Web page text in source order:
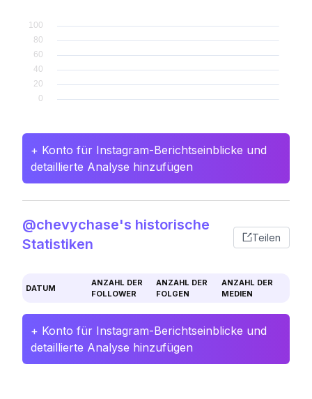
+ Konto für Instagram-Berichtseinblicke und
detaillierte Analyse hinzufügen
@chevychase's historische
Statistiken
Teilen
DATUM
ANZAHL DER
FOLLOWER
ANZAHL DER
FOLGEN
ANZAHL DER
MEDIEN
+ Konto für Instagram-Berichtseinblicke und
detaillierte Analyse hinzufügen